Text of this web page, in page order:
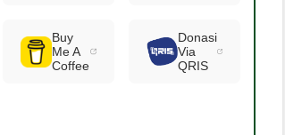
Buy
Me A
Coffee
Donasi
Via
QRIS